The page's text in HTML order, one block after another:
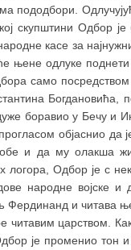
пододбори.
скупштини Одбор
касе за
њене одлуке
само
Богдановића,
боравио у Бечу и
објаснио да
и да му олакша
логора, Одбор је с
народне војске и
и читава
читавим царством.
је променио тон